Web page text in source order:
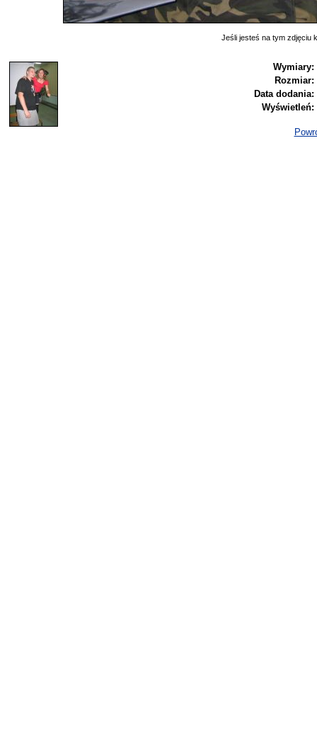
Jeśli jesteś na tym zdjęciu
Wymiary:
Rozmiar:
Data dodania:
Wyświetleń: